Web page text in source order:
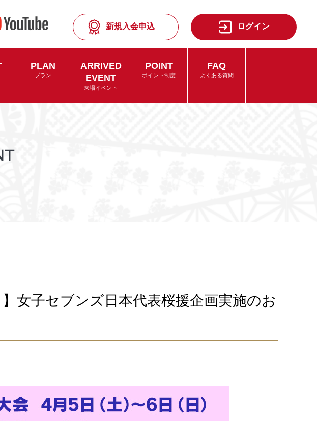
新規入会申込 ログイン
PLAN
プラン
ARRIVED
EVENT
来場イベント
POINT
ポイント制度
FAQ
よくある質問
女子セブンズ日本代表桜援企画実施のお